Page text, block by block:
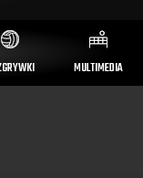
MULTIMEDIA